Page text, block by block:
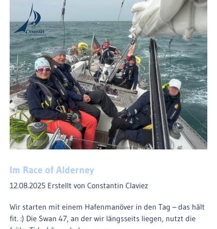
Im Race of Alderney
12.08.2025 Erstellt von Constantin Claviez
Wir starten mit einem Hafenmanöver in den Tag – das hält
fit. :) Die Swan 47, an der wir längsseits liegen, nutzt die